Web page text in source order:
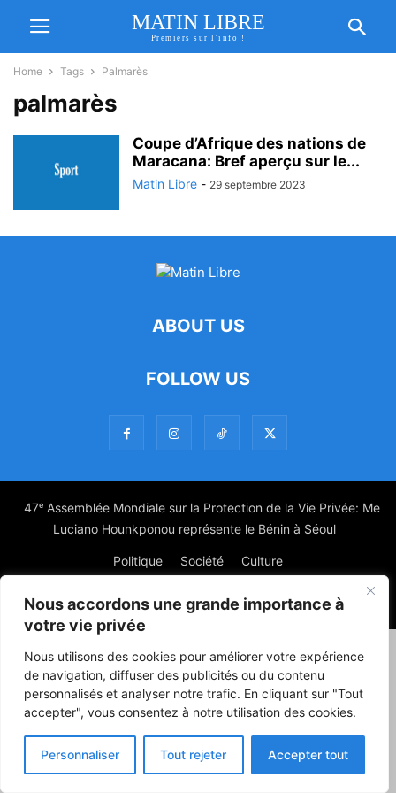
Nous accordons une grande importance à
votre vie privée
Nous utilisons des cookies pour améliorer votre expérience
de navigation, diffuser des publicités ou du contenu
personnalisés et analyser notre trafic. En cliquant sur "Tout
accepter", vous consentez à notre utilisation des cookies.
Personnaliser Tout rejeter Accepter tout
MATIN LIBRE
Premiers sur l'info !
Home Tags Palmarès
palmarès
Coupe d’Afrique des nations de
Maracana: Bref aperçu sur le...
Matin Libre - 29 septembre 2023
ABOUT US
FOLLOW US
47ᵉ Assemblée Mondiale sur la Protection de la Vie Privée: Me
Luciano Hounkponou représente le Bénin à Séoul
Politique Société Culture
© Powered by digitXplus Francophone